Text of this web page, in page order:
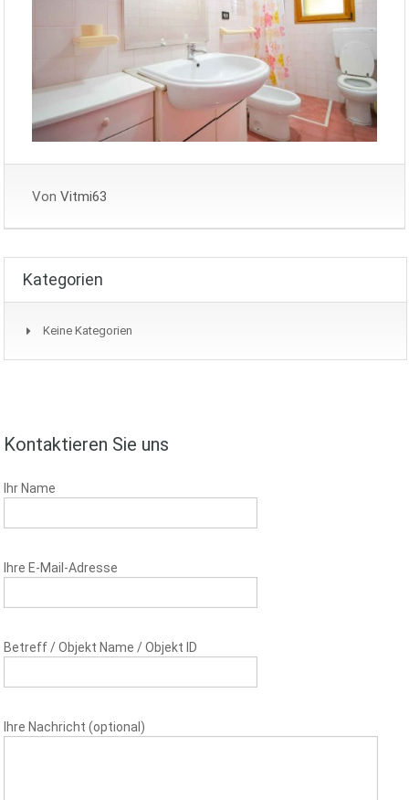
Von Vitmi63
Kategorien
Keine Kategorien
Kontaktieren Sie uns
Ihr Name
Ihre E-Mail-Adresse
Betreff / Objekt Name / Objekt ID
Ihre Nachricht (optional)